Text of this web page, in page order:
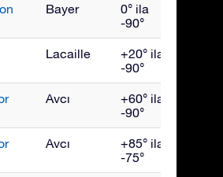
Bayer
0° ila
-90°
Lacaille
+20° ila
-90°
Avcı
+60° ila
-90°
Avcı
+85° ila
-75°